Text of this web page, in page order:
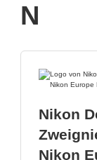
N
Nikon
Nikon